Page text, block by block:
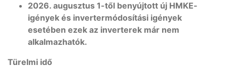
2026. augusztus 1-től benyújtott új HMKE-
igények és invertermódosítási igények
esetében ezek az inverterek már nem
alkalmazhatók.
Türelmi idő